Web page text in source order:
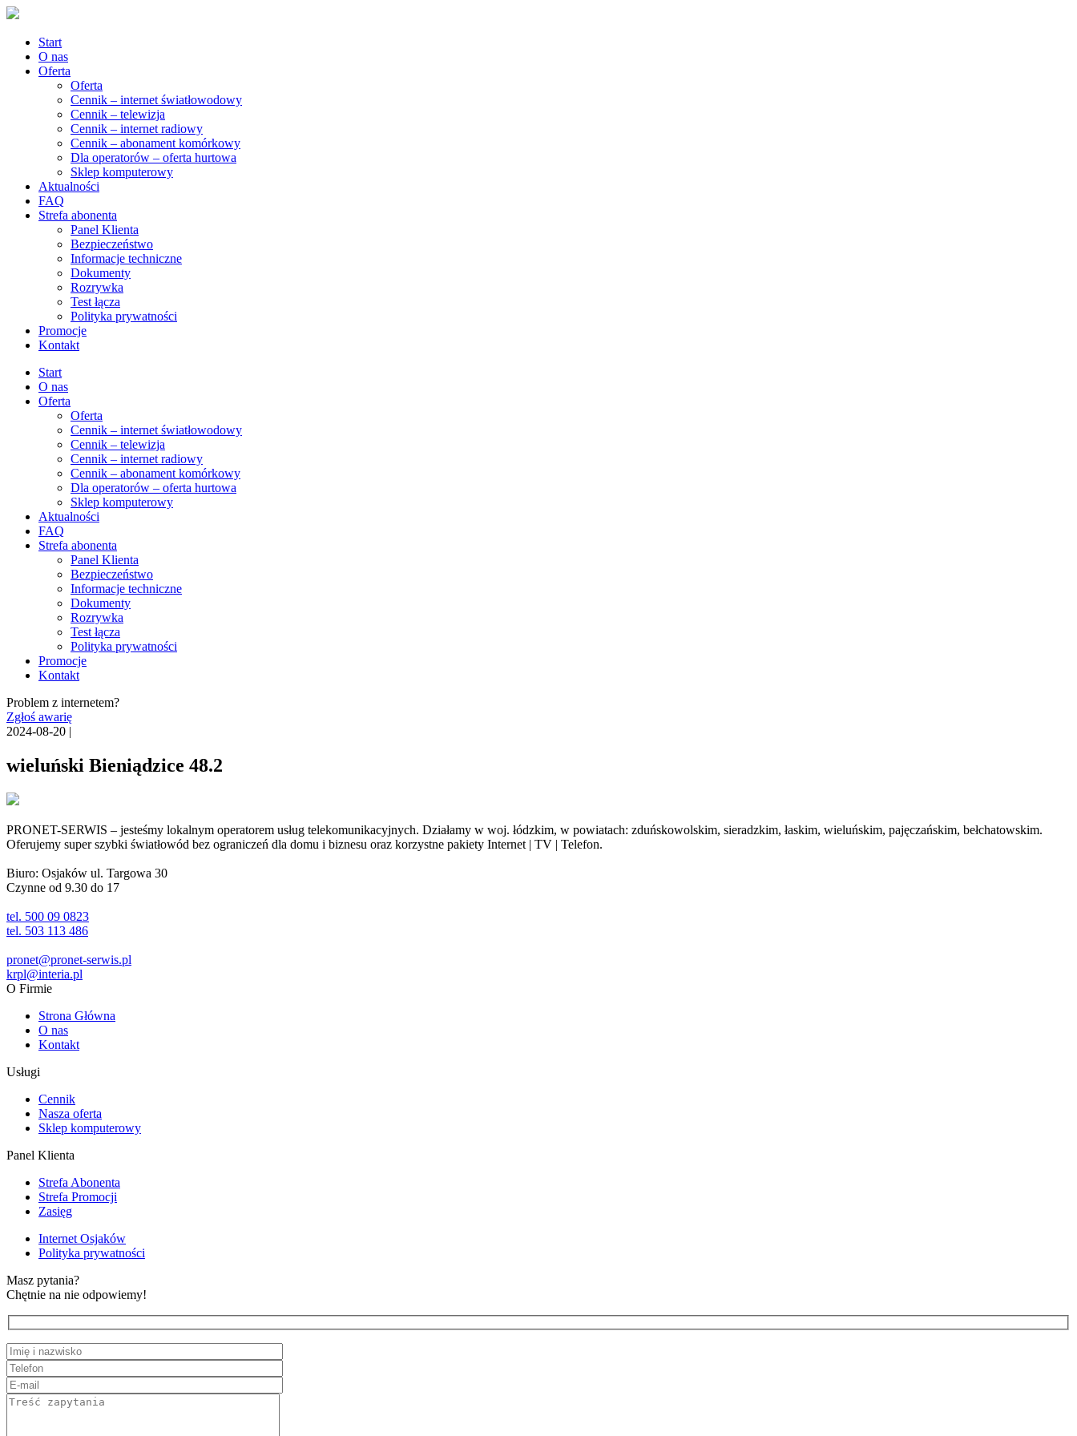
Start
O nas
Oferta
Oferta
Cennik – internet światłowodowy
Cennik – telewizja
Cennik – internet radiowy
Cennik – abonament komórkowy
Dla operatorów – oferta hurtowa
Sklep komputerowy
Aktualności
FAQ
Strefa abonenta
Panel Klienta
Bezpieczeństwo
Informacje techniczne
Dokumenty
Rozrywka
Test łącza
Polityka prywatności
Promocje
Kontakt
Start
O nas
Oferta
Oferta
Cennik – internet światłowodowy
Cennik – telewizja
Cennik – internet radiowy
Cennik – abonament komórkowy
Dla operatorów – oferta hurtowa
Sklep komputerowy
Aktualności
FAQ
Strefa abonenta
Panel Klienta
Bezpieczeństwo
Informacje techniczne
Dokumenty
Rozrywka
Test łącza
Polityka prywatności
Promocje
Kontakt
Problem z internetem?
Zgłoś awarię
2024-08-20 |
wieluński Bieniądzice 48.2
PRONET-SERWIS – jesteśmy lokalnym operatorem usług telekomunikacyjnych. Działamy w woj. łódzkim, w powiatach: zduńskowolskim, sieradzkim, łaskim, wieluńskim, pajęczańskim, bełchatowskim.
Oferujemy super szybki światłowód bez ograniczeń dla domu i biznesu oraz korzystne pakiety Internet | TV | Telefon.
Biuro: Osjaków ul. Targowa 30
Czynne od 9.30 do 17
tel. 500 09 0823
tel. 503 113 486
pronet@pronet-serwis.pl
krpl@interia.pl
O Firmie
Strona Główna
O nas
Kontakt
Usługi
Cennik
Nasza oferta
Sklep komputerowy
Panel Klienta
Strefa Abonenta
Strefa Promocji
Zasięg
Internet Osjaków
Polityka prywatności
Masz pytania?
Chętnie na nie odpowiemy!